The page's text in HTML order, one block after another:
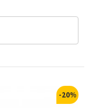
-20%